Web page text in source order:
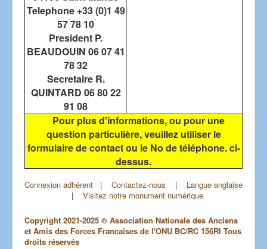
Telephone +33 (0)1 49
57 78 10
President P.
BEAUDOUIN 06 07 41
78 32
Secretaire R.
QUINTARD 06 80 22
91 08
Pour plus d'informations, ou pour une
question particulière, veuillez utiliser le
formulaire de contact ou le No de téléphone. ci-
dessus.
Connexion adhérent | Contactez-nous | Langue anglaise
| Visitez notre monument numérique
Copyright 2021-2025 © Association Nationale des Anciens
et Amis des Forces Francaises de l'ONU BC/RC 156RI Tous
droits réservés